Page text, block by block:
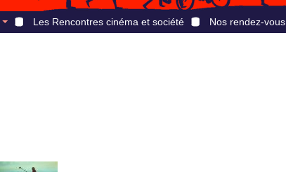
Les Rencontres cinéma et société Nos rendez-vous